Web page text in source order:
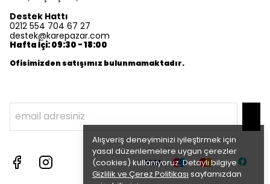
Alışveriş deneyiminizi iyileştirmek için
yasal düzenlemelere uygun çerezler
(cookies) kullanıyoruz. Detaylı bilgiye
Gizlilik ve Çerez Politikası sayfamızdan
Destek Hattı
0212 554 704 67 27
destek@karepazar.com
Hafta İçi: 09:30 - 18:00
Ofisimizden satışımız bulunmamaktadır.